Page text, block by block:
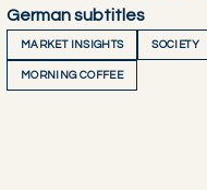
German subtitles
MARKET INSIGHTS SOCIETY
MORNING COFFEE